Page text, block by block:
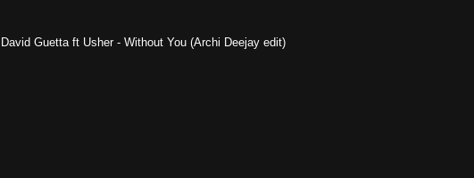
David Guetta ft Usher - Without You (Archi Deejay edit)